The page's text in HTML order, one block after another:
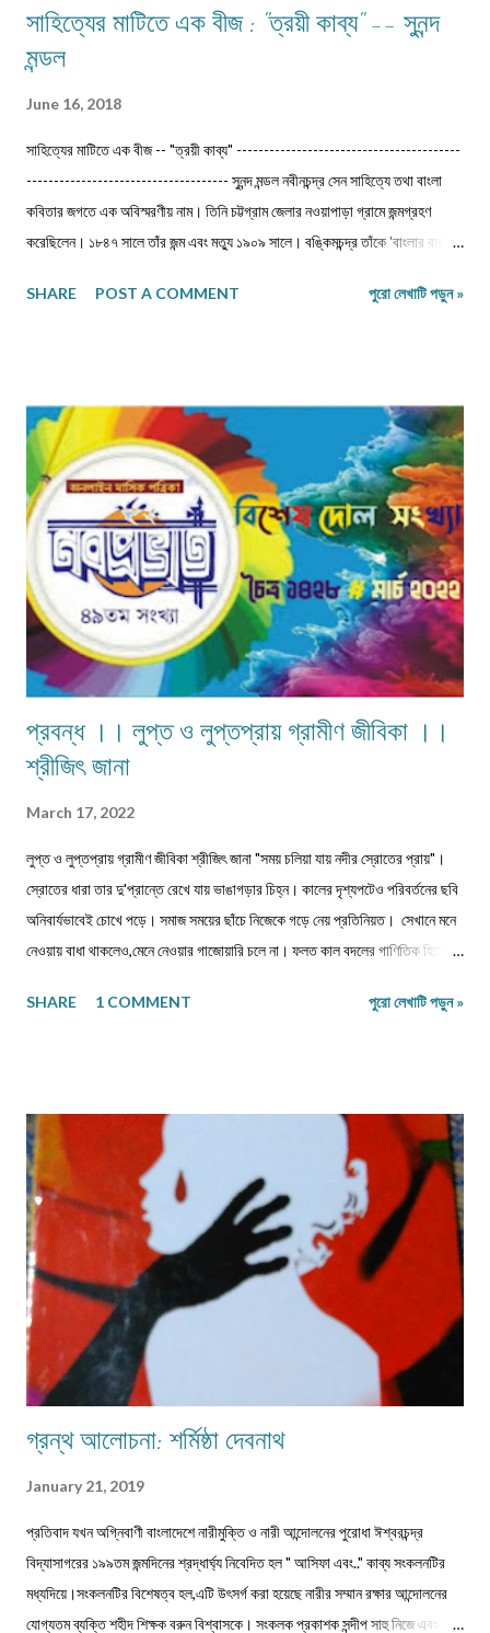
সাহিত্যের মাটিতে এক বীজ : "ত্রয়ী কাব্য" -- সুনন্দ
মন্ডল
June 16, 2018
সাহিত্যের মাটিতে এক বীজ -- "ত্রয়ী কাব্য" -----------------------------------------
------------------------------------- সুনন্দ মন্ডল নবীনচন্দ্র সেন সাহিত্যে তথা বাংলা
কবিতার জগতে এক অবিস্মরণীয় নাম। তিনি চট্টগ্রাম জেলার নওয়াপাড়া গ্রামে জন্মগ্রহণ
করেছিলেন। ১৮৪৭ সালে তাঁর জন্ম এবং মত্যু ১৯০৯ সালে। বঙ্কিমচন্দ্র তাঁকে 'বাংলার বায়রন'
প্রয়াসী হয়ে ভবিষ্যতের স্বপ্ন দেখেছেন।মধুসূদন-হেমচন্দ্র-নবীনচন্দ্র--এই তিন কবি বাংলা
'ত্রয়ী' কাব্যে ধর্মীয় ভাবধারার আবেগ ফুটিয়ে তোলা হয়েছে। ‎ ‎নবীনচন্দ্র সেন বহু কাব্য
লিখেছেন। যেমন- 'অবকাশরঞ্জিনী','পলাশীর যুদ্ধ', 'ক্লিওপেট্রা', 'রঙ্গমতী', 'খ্রীষ্ট', ...
SHARE POST A COMMENT পুরো লেখাটি পড়ুন »
প্রবন্ধ ।। লুপ্ত ও লুপ্তপ্রায় গ্রামীণ জীবিকা ।।
শ্রীজিৎ জানা
March 17, 2022
লুপ্ত ও লুপ্তপ্রায় গ্রামীণ জীবিকা শ্রীজিৎ জানা "সময় চলিয়া যায় নদীর স্রোতের প্রায়"।
স্রোতের ধারা তার দু'প্রান্তে রেখে যায় ভাঙাগড়ার চিহ্ন। কালের দৃশ্যপটেও পরিবর্তনের ছবি
অনিবার্যভাবেই চোখে পড়ে। সমাজ সময়ের ছাঁচে নিজেকে গড়ে নেয় প্রতিনিয়ত। সেখানে মনে
নেওয়ায় বাধা থাকলেও,মেনে নেওয়ার গাজোয়ারি চলে না। ফলত কাল বদলের গাণিতিক হিসেবে
থাকার সংগ্রাম। মানুষের জীবনযাপনের ক্ষেত্রে আজকে যা অত্যাবশ্যকীয় কাল তার বিকল্প রূপ
এককালীন। সব পেশার লোকেরাই কত নিষ্ঠা ভরে গাঁয়ে তাদের পরিষেবা দিত। বিনিময়ে
সামান্য আয় হত তাদের। আর সেই আয়টুকুই ছিল তাদের সংসার নির্বাহের একমাত্র উপায়।
কালে কালান্তরে সেই সব পেশা,সেই সব সমাজবন্ধুরা হারিয়ে গ্যাছে। শুধুমাত্র তারা বেঁচে
আছে অগ্রজের গল্পকথায়,আর বিভিন...
SHARE 1 COMMENT পুরো লেখাটি পড়ুন »
গ্রন্থ আলোচনা: শর্মিষ্ঠা দেবনাথ
January 21, 2019
প্রতিবাদ যখন অগ্নিবাণী বাংলাদেশে নারীমুক্তি ও নারী আন্দোলনের পুরোধা ঈশ্বরচন্দ্র
বিদ্যাসাগরের ১৯৯তম জন্মদিনের শ্রদ্ধার্ঘ্য নিবেদিত হল " আসিফা এবং.." কাব্য সংকলনটির
মধ্যদিয়ে।সংকলনটির বিশেষত্ব হল,এটি উৎসর্গ করা হয়েছে নারীর সম্মান রক্ষার আন্দোলনের
যোগ্যতম ব্যক্তি শহীদ শিক্ষক বরুন বিশ্বাসকে। সংকলক প্রকাশক সন্দীপ সাহু নিজে এবং